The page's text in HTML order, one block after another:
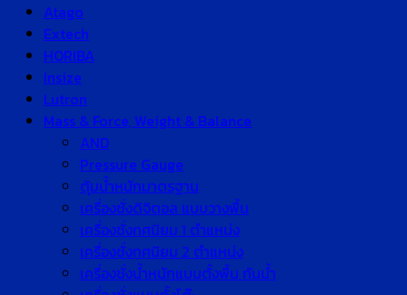
Atago
Extech
HORIBA
Insize
Lutron
Mass & Force, Weight & Balance
AND
Pressure Gauge
ตุ้มน้ำหนักมาตรฐาน
เครื่องชั่งดิจิตอล แบบวางพื้น
เครื่องชั่งทศนิยม 1 ตำแหน่ง
เครื่องชั่งทศนิยม 2 ตำแหน่ง
เครื่องชั่งน้ำหนักแบบตั้งพื้น กันน้ำ